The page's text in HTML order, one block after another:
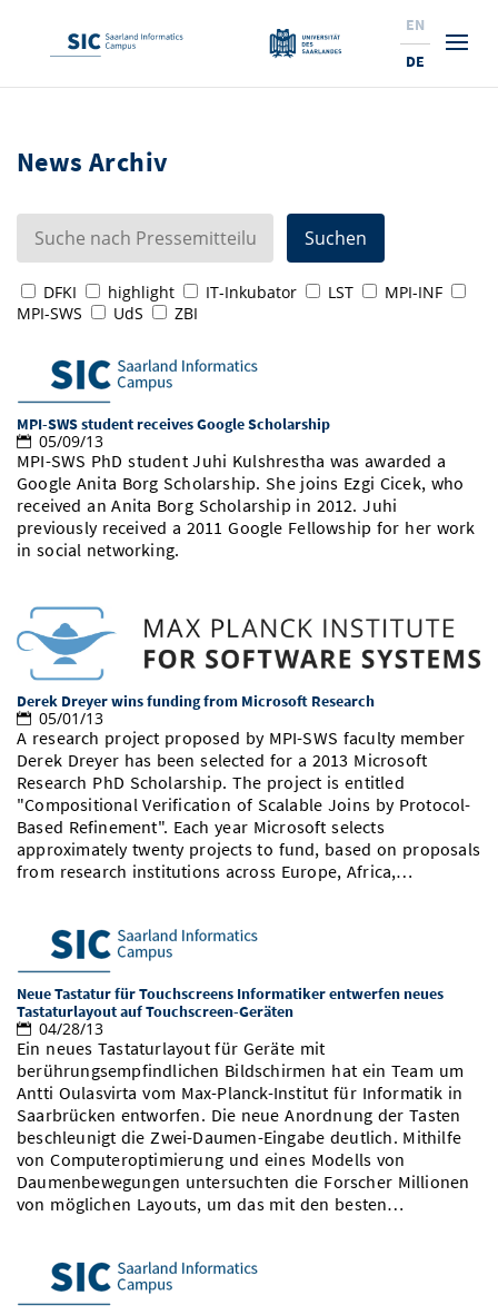
Studienangebot
Angebote für SchülerInnen
NEU: Internationale Studiengänge
Neu am SIC?
Studierende
Aktuelle Semesterinfos
Lehrveranstaltungen & AnsprechpartnerInnen
Semestertermine & Klausuren
Prüfungsangelegenheiten
Vom Studium in den Beruf
Service
ProfessorInnen
Stellenangebote
Bibliothek
Study Scheduler
Institute & Forschungsthemen
Forschungsinstitutionen
Forschungsfelder
ProfessorInnen
Forschungsgruppen
Bibliothek
Karrierewege
Gründen & Investieren
Stellenangebote
Preise, Auszeichnungen und Förderungen
Forschungshighlights
Termine, Vorträge und Veranstaltungen
Wirtschaft
Technologietransfer
Expertise am SIC
Kooperieren & Investieren
Forschungsinstitutionen
Start-ups
Forschungshighlights
Termine, Vorträge und Veranstaltungen
Pressemeldungen
IT-Themenabend
News
Saarland Informatics Campus
Standort
Forschungsinstitutionen
Ranking
Marketing & Öffentlichkeitsarbeit
Pressespiegel
Preise, Auszeichnungen und Förderungen
SIC Merchandise
SIC Podcast
Kontakte & Anfahrt
Anfahrt
Termine, Vorträge und Veranstaltungen
Alumni
EN
DE
News Archiv
DFKI highlight IT-Inkubator LST
MPI-INF
MPI-SWS
UdS ZBI
MPI-SWS student receives Google Scholarship
05/09/13
MPI-SWS PhD student Juhi Kulshrestha was awarded a
Google Anita Borg Scholarship. She joins Ezgi Cicek, who
received an Anita Borg Scholarship in 2012. Juhi
previously received a 2011 Google Fellowship for her work
in social networking.
Derek Dreyer wins funding from Microsoft Research
05/01/13
A research project proposed by MPI-SWS faculty member
Derek Dreyer has been selected for a 2013 Microsoft
Research PhD Scholarship. The project is entitled
"Compositional Verification of Scalable Joins by Protocol-
Based Refinement". Each year Microsoft selects
approximately twenty projects to fund, based on proposals
from research institutions across Europe, Africa,…
Neue Tastatur für Touchscreens Informatiker entwerfen neues
Tastaturlayout auf Touchscreen-Geräten
04/28/13
Ein neues Tastaturlayout für Geräte mit
berührungsempfindlichen Bildschirmen hat ein Team um
Antti Oulasvirta vom Max-Planck-Institut für Informatik in
Saarbrücken entworfen. Die neue Anordnung der Tasten
beschleunigt die Zwei-Daumen-Eingabe deutlich. Mithilfe
von Computeroptimierung und eines Modells von
Daumenbewegungen untersuchten die Forscher Millionen
von möglichen Layouts, um das mit den besten…